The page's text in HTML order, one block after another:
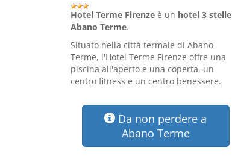
Hotel Terme Firenze è un hotel 3
Abano Terme.
Situato nella città termale di Abano
Terme, l'Hotel Terme Firenze offre una
piscina all'aperto e una coperta, un
centro fitness e un centro benessere.
Da non perdere a
Abano Terme